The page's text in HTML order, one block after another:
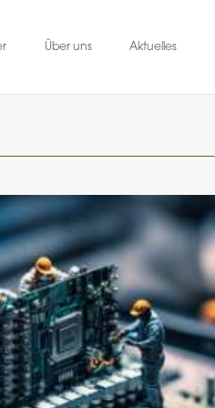
Über uns Aktuelles